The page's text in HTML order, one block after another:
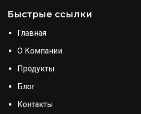
Быстрые ссылки
Главная
О Компании
Продукты
Блог
Контакты